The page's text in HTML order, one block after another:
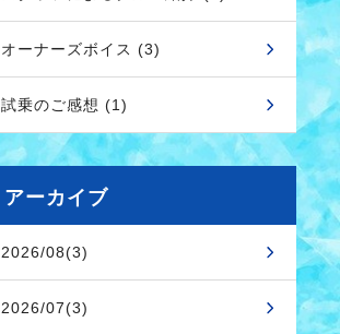
オーナーズボイス (3)
試乗のご感想 (1)
アーカイブ
2026/08(3)
2026/07(3)